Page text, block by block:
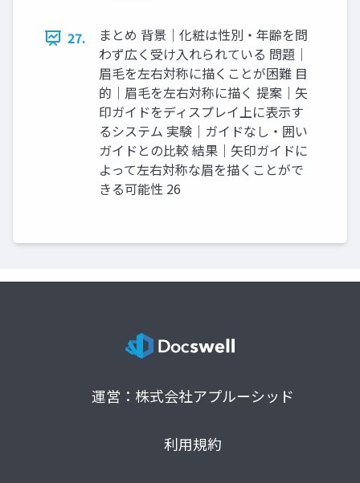
27.
まとめ 背景｜化粧は性別・年齢を問
わず広く受け入れられている 問題｜
眉毛を左右対称に描くことが困難 目
的｜眉毛を左右対称に描く 提案｜矢
印ガイドをディスプレイ上に表示す
るシステム 実験｜ガイドなし・囲い
ガイドとの比較 結果｜矢印ガイドに
よって左右対称な眉を描くことがで
きる可能性 26
運営：株式会社アプルーシッド
利用規約